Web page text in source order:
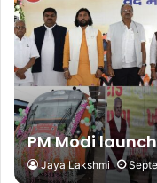
PM Modi
Jaya Lakshmi